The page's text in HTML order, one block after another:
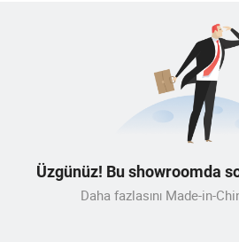
Üzgünüz! Bu showroomda
Daha fazlasını Made-in-